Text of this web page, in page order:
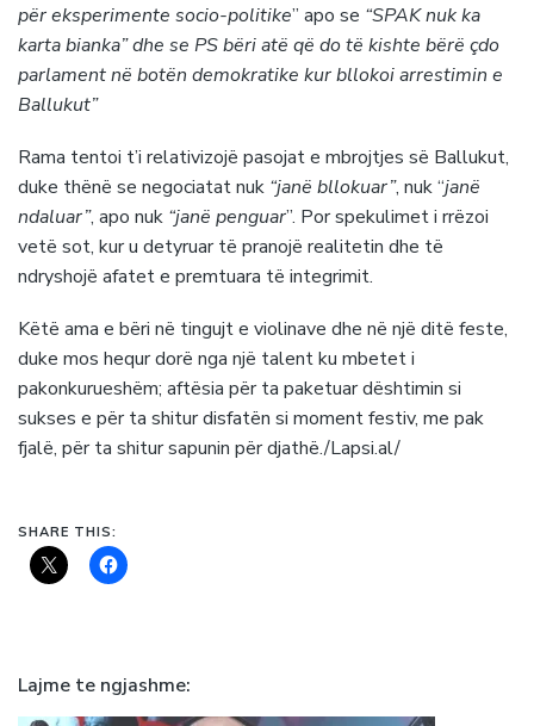
për eksperimente socio-politike” apo se “SPAK nuk ka
karta bianka” dhe se PS bëri atë që do të kishte bërë çdo
parlament në botën demokratike kur bllokoi arrestimin e
Ballukut”
Rama tentoi t’i relativizojë pasojat e mbrojtjes së Ballukut,
duke thënë se negociatat nuk “janë bllokuar”, nuk “janë
ndaluar”, apo nuk “janë penguar”. Por spekulimet i rrëzoi
vetë sot, kur u detyruar të pranojë realitetin dhe të
ndryshojë afatet e premtuara të integrimit.
Këtë ama e bëri në tingujt e violinave dhe në një ditë feste,
duke mos hequr dorë nga një talent ku mbetet i
pakonkurueshëm; aftësia për ta paketuar dështimin si
sukses e për ta shitur disfatën si moment festiv, me pak
fjalë, për ta shitur sapunin për djathë./Lapsi.al/
SHARE THIS:
Lajme te ngjashme